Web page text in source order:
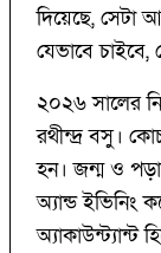
দিয়েছে, সেটা
যেভাবে চাইবে,
২০২৬ সালের
রথীন্দ্র বসু।
হন। জন্ম ও
অ্যান্ড ইভিনিং
অ্যাকাউন্ট্যান্ট